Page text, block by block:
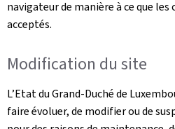
navigateur de manière à ce que
acceptés.
Modification du site
L’Etat du Grand-Duché de
faire évoluer, de modifier ou de